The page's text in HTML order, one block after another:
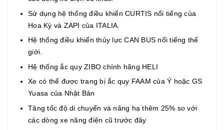
Sử dụng hệ thống điều khiển CURTIS nổi tiếng của
Hoa Kỳ và ZAPI của ITALIA.
Hệ thống điều khiển thủy lực CAN BUS nổi tiếng thế
giới.
Hệ thống ắc quy ZIBO chính hãng HELI
Xe có thể được trang bị ắc quy FAAM của Ý hoặc GS
Yuasa của Nhật Bản
Tăng tốc độ di chuyển và nâng hạ thêm 25% so với
các dòng xe nâng điện cũ trước đây